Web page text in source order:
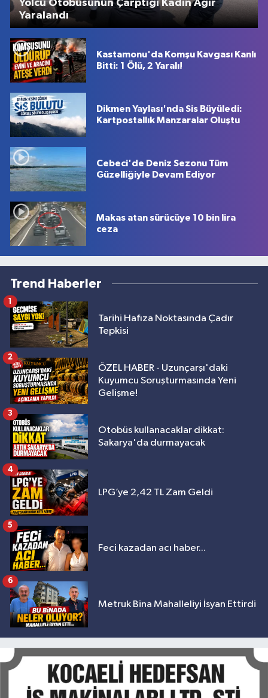
Yolcu Otobüsünün Çarptığı Kadın Ağır
Yaralandı
Kastamonu'da Komşu Kavgası Kanlı
Bitti: 1 Ölü, 2 Yaralı!
Dikmen Yaylası'nda Sis Büyüledi:
Kartpostallık Manzaralar Oluştu
Cebeci'de Deniz Sezonu Tüm
Güzelliğiyle Devam Ediyor
Makas atan sürücüye 10 bin lira
ceza
Trend Haberler
Tarihi Hafıza Noktasında Çadır
Tepkisi
1
ÖZEL HABER - Uzunçarşı'daki
Kuyumcu Soruşturmasında Yeni
Gelişme!
2
Otobüs kullanacaklar dikkat:
Sakarya'da durmayacak
3
LPG’ye 2,42 TL Zam Geldi
4
Feci kazadan acı haber...
5
Metruk Bina Mahalleliyi İsyan Ettirdi
6